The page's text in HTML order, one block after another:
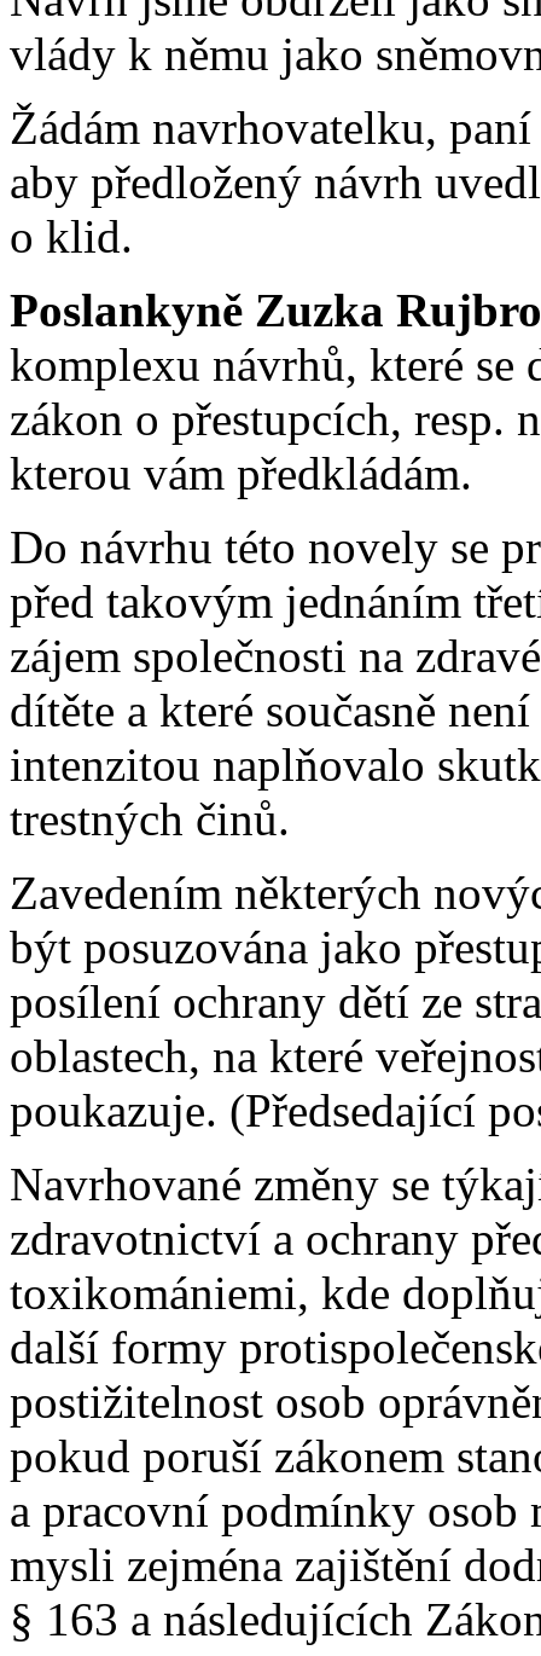
vlády k němu jako
Žádám navrhovatelku,
aby předložený návrh
o klid.
Poslankyně Zuzka
komplexu návrhů, které
zákon o přestupcích, resp.
kterou vám předkládám.
Do návrhu této novely se
před takovým jednáním
zájem společnosti na
dítěte a které současně
intenzitou naplňovalo
trestných činů.
Zavedením některých
být posuzována jako
posílení ochrany dětí ze
oblastech, na které
poukazuje. (Předsedající
Navrhované změny se
zdravotnictví a ochrany
toxikomániemi, kde
další formy
postižitelnost osob
pokud poruší zákonem
a pracovní podmínky osob
mysli zejména zajištění
§ 163 a následujících